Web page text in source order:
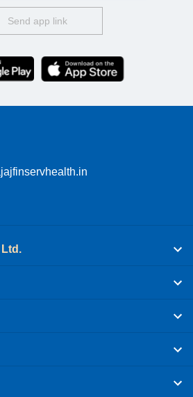
Send app link
Ltd.